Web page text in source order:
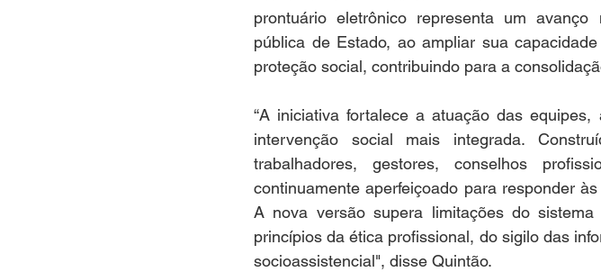
prontuário eletrônico representa um
pública de Estado, ao ampliar sua
proteção social, contribuindo para a
“A iniciativa fortalece a atuação das
intervenção social mais integrada.
trabalhadores, gestores, conselhos
continuamente aperfeiçoado para responder
A nova versão supera limitações do
princípios da ética profissional, do sigilo das
socioassistencial", disse Quintão.